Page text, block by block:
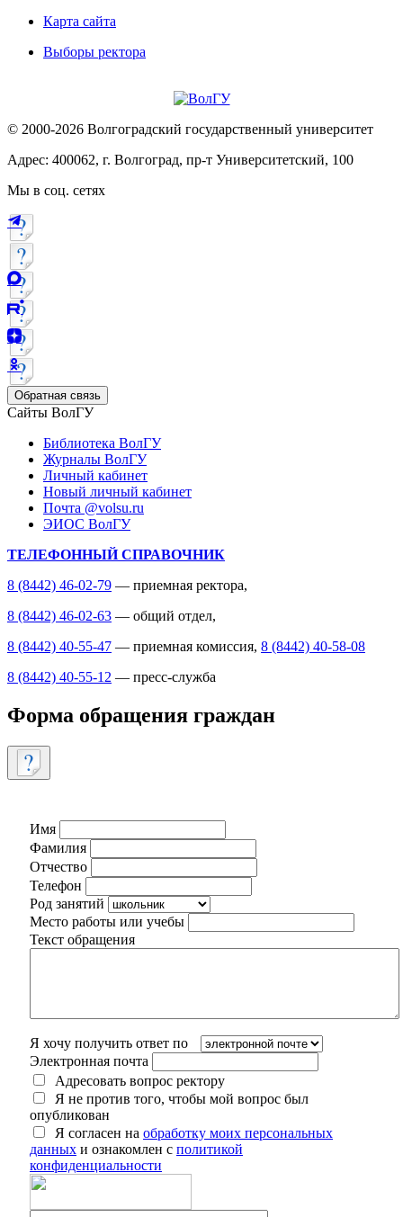
Карта сайта
Выборы ректора
© 2000-2026 Волгоградский государственный университет
Адрес: 400062, г. Волгоград, пр-т Университетский, 100
Мы в соц. сетях
Обратная связь
Сайты ВолГУ
Библиотека ВолГУ
Журналы ВолГУ
Личный кабинет
Новый личный кабинет
Почта @volsu.ru
ЭИОС ВолГУ
ТЕЛЕФОННЫЙ СПРАВОЧНИК
8 (8442) 46-02-79 — приемная ректора,
8 (8442) 46-02-63 — общий отдел,
8 (8442) 40-55-47 — приемная комиссия, 8 (8442) 40-58-08
8 (8442) 40-55-12 — пресс-служба
Форма обращения граждан
Имя
Фамилия
Отчество
Телефон
Род занятий
Место работы или учебы
Текст обращения
Я хочу получить ответ по
Электронная почта
Адресовать вопрос ректору
Я не против того, чтобы мой вопрос был
опубликован
Я согласен на обработку моих персональных
данных и ознакомлен с политикой
конфиденциальности